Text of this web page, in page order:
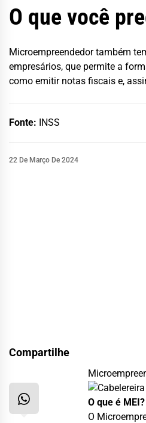
O que você
Microempreendedor também
empresários, que permite a
como emitir notas fiscais e,
Fonte: INSS
22 De Março De 2024
Compartilhe
O que é MEI?
O